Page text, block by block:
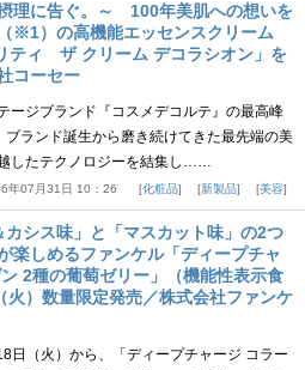
理に告ぐ。～ 100年美肌への想いを
※1）の高機能エッセンスクリーム
ティ ザ クリーム デコラシオン」を
コーセー
ージブランド『コスメデコルテ』の最高峰
ランド誕生から磨き続けてきた最先端の美
したテクノロジーを結集し……
年07月31日 10：26 化粧品 新製品 美容
カシス味」と「マスカット味」の2つ
楽しめるファンケル「ディープチャ
2種の葡萄ゼリー」（機能性表示食
火）数量限定発売／株式会社ファンケ
日（火）から、「ディープチャージ コラー